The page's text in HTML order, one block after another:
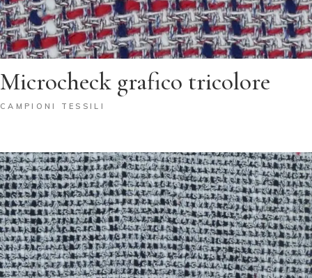
Microcheck grafico tricolore
CAMPIONI TESSILI